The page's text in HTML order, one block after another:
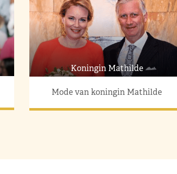
Koningin Mathilde
Mode van koningin Mathilde